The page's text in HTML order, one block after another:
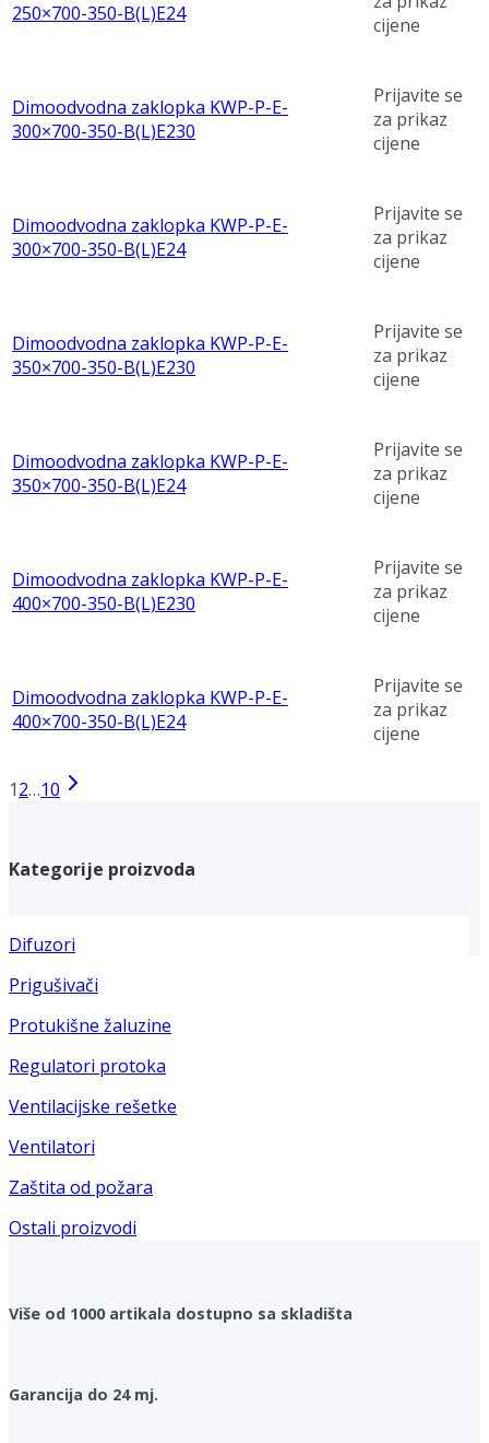
250×700-350-B(L)E24
cijene
Dimoodvodna zaklopka KWP-P-E-
300×700-350-B(L)E230
Prijavite se
za prikaz
cijene
Dimoodvodna zaklopka KWP-P-E-
300×700-350-B(L)E24
Prijavite se
za prikaz
cijene
Dimoodvodna zaklopka KWP-P-E-
350×700-350-B(L)E230
Prijavite se
za prikaz
cijene
Dimoodvodna zaklopka KWP-P-E-
350×700-350-B(L)E24
Prijavite se
za prikaz
cijene
Dimoodvodna zaklopka KWP-P-E-
400×700-350-B(L)E230
Prijavite se
za prikaz
cijene
Dimoodvodna zaklopka KWP-P-E-
400×700-350-B(L)E24
Prijavite se
za prikaz
cijene
12…10
Kategorije proizvoda
Difuzori
Prigušivači
Protukišne žaluzine
Regulatori protoka
Ventilacijske rešetke
Ventilatori
Zaštita od požara
Ostali proizvodi
Više od 1000 artikala dostupno sa skladišta
Garancija do 24 mj.